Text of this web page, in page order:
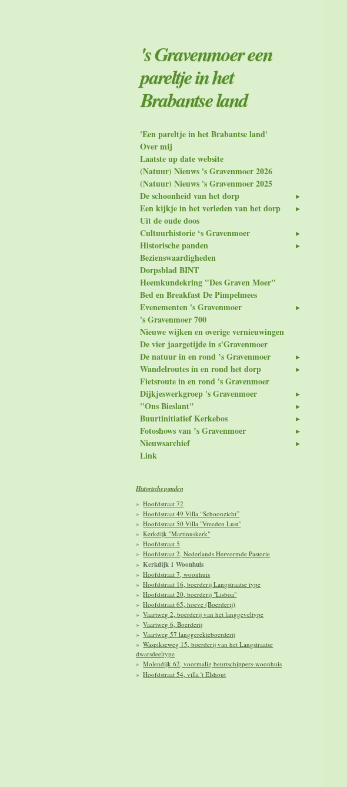
's Gravenmoer een
pareltje in het
Brabantse land
'Een pareltje in het Brabantse land'
Over mij
Laatste up date website
(Natuur) Nieuws 's Gravenmoer 2026
(Natuur) Nieuws 's Gravenmoer 2025
De schoonheid van het dorp
Een kijkje in het verleden van het dorp
Uit de oude doos
Cultuurhistorie ‘s Gravenmoer
Historische panden
Bezienswaardigheden
Dorpsblad BINT
Heemkundekring "Des Graven Moer"
Bed en Breakfast De Pimpelmees
Evenementen 's Gravenmoer
's Gravenmoer 700
Nieuwe wijken en overige vernieuwingen
De vier jaargetijde in s'Gravenmoer
De natuur in en rond ’s Gravenmoer
Wandelroutes in en rond het dorp
Fietsroute in en rond 's Gravenmoer
Dijkjeswerkgroep 's Gravenmoer
"Ons Bieslant"
Buurtinitiatief Kerkebos
Fotoshows van ’s Gravenmoer
Nieuwsarchief
Link
Historische panden
Hoofdstraat 72
Hoofdstraat 49 Villa “Schoonzicht”
Hoofdstraat 50 Villa "Vreeden Lust"
Kerkdijk "Martinuskerk"
Hoofdstraat 5
Hoofdstraat 2, Nederlands Hervormde Pastorie
Kerkdijk 1 Woonhuis
Hoofdstraat 7, woonhuis
Hoofdstraat 16, boerderij Langstraatse type
Hoofdstraat 20, boerderij "Lisboa"
Hoofdstraat 65, hoeve (Boerderij)
Vaartweg 2, boerderij van het langgeveltype
Vaartweg 6, Boerderij
Vaartweg 57 langgerekteboerderij
Waspikseweg 15, boerderij van het Langstraatse
dwarsdeeltype
Molendijk 62, voormalig beurtschippers-woonhuis
Hoofdstraat 54, villa 't Elshout